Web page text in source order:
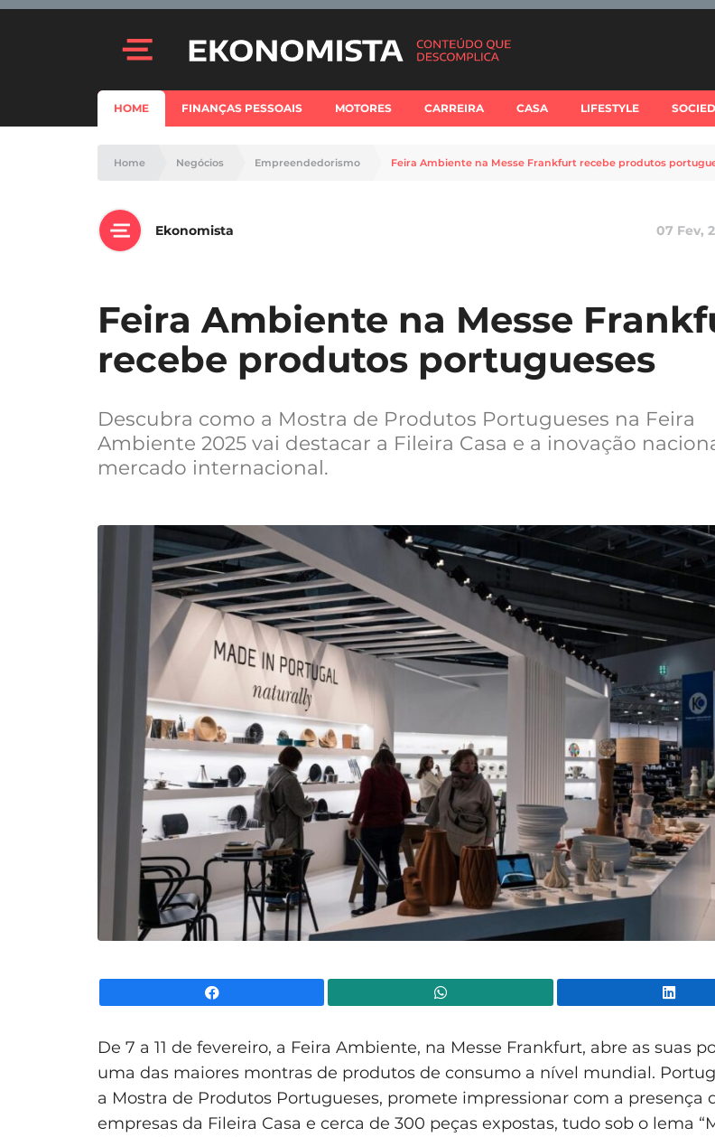
HOME FINANÇAS PESSOAIS MOTORES CARREIRA CASA LIFESTYLE
Home Negócios Empreendedorismo Feira Ambiente na Messe Frankfurt recebe produtos
Ekonomista 07 Fev,
Feira Ambiente na Messe
recebe produtos portugueses
Descubra como a Mostra de Produtos Portugueses na Feira
Ambiente 2025 vai destacar a Fileira Casa e a inovação
mercado internacional.
De 7 a 11 de fevereiro, a Feira Ambiente, na Messe Frankfurt, abre as suas
uma das maiores montras de produtos de consumo a nível mundial.
a Mostra de Produtos Portugueses, promete impressionar com a presença
empresas da Fileira Casa e cerca de 300 peças expostas, tudo sob o lema